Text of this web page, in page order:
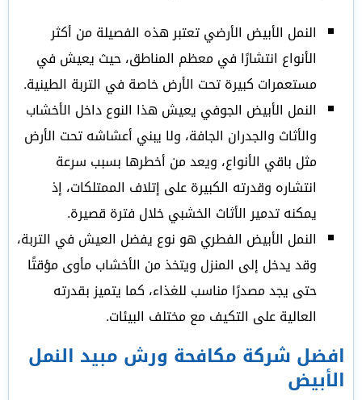
النمل الأبيض الأرضي تعتبر هذه الفصيلة من أكثر
الأنواع انتشارًا في معظم المناطق، حيث يعيش في
مستعمرات كبيرة تحت الأرض خاصة في التربة الطينية.
النمل الأبيض الجوفي يعيش هذا النوع داخل الأخشاب
والأثاث والجدران الجافة، ولا يبني أعشاشه تحت الأرض
مثل باقي الأنواع، ويعد من أخطرها بسبب سرعة
انتشاره وقدرته الكبيرة على إتلاف الممتلكات، إذ
يمكنه تدمير الأثاث الخشبي خلال فترة قصيرة.
النمل الأبيض الفطري هو نوع يفضل العيش في التربة،
وقد يدخل إلى المنزل ويتخذ من الأخشاب مأوى مؤقتًا
حتى يجد مصدرًا مناسب للغذاء، كما يتميز بقدرته
العالية على التكيف مع مختلف البيئات.
افضل شركة مكافحة ورش مبيد النمل
الأبيض